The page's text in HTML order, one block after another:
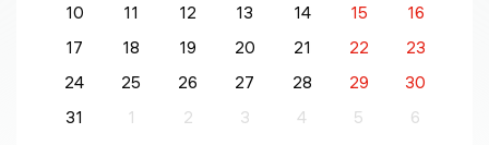
10
11 12 13 14 15
16
17
18 19 20 21 22
23
24
25 26 27 28 29
30
31
1 2 3 4 5 6